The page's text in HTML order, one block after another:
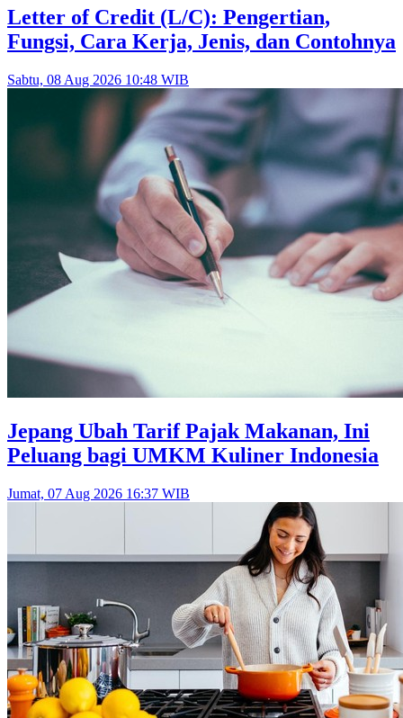
Letter of Credit (L/C): Pengertian,
Fungsi, Cara Kerja, Jenis, dan Contohnya
Sabtu, 08 Aug 2026 10:48 WIB
Jepang Ubah Tarif Pajak Makanan, Ini
Peluang bagi UMKM Kuliner Indonesia
Jumat, 07 Aug 2026 16:37 WIB